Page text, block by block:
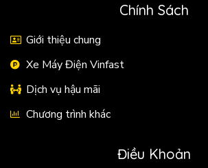
Chính Sách
Giới thiệu chung
Xe Máy Điện Vinfast
Dịch vụ hậu mãi
Chương trình khác
Điều Khoản